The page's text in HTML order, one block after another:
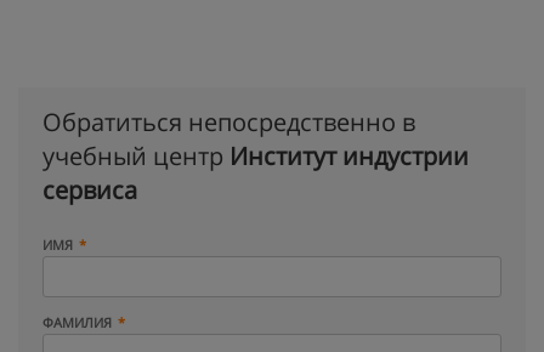
Обратиться непосредственно в
учебный центр Институт индустрии
сервиса
ИМЯ
ФАМИЛИЯ